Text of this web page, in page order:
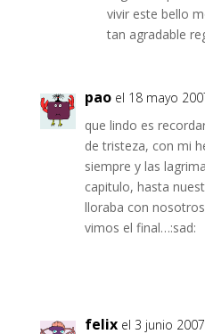
vivir este bello
tan agradable
pao el 18 mayo
que lindo es
de tristeza, con mi
siempre y las
capitulo, hasta
lloraba con
vimos el final…:sad:
felix el 3 junio